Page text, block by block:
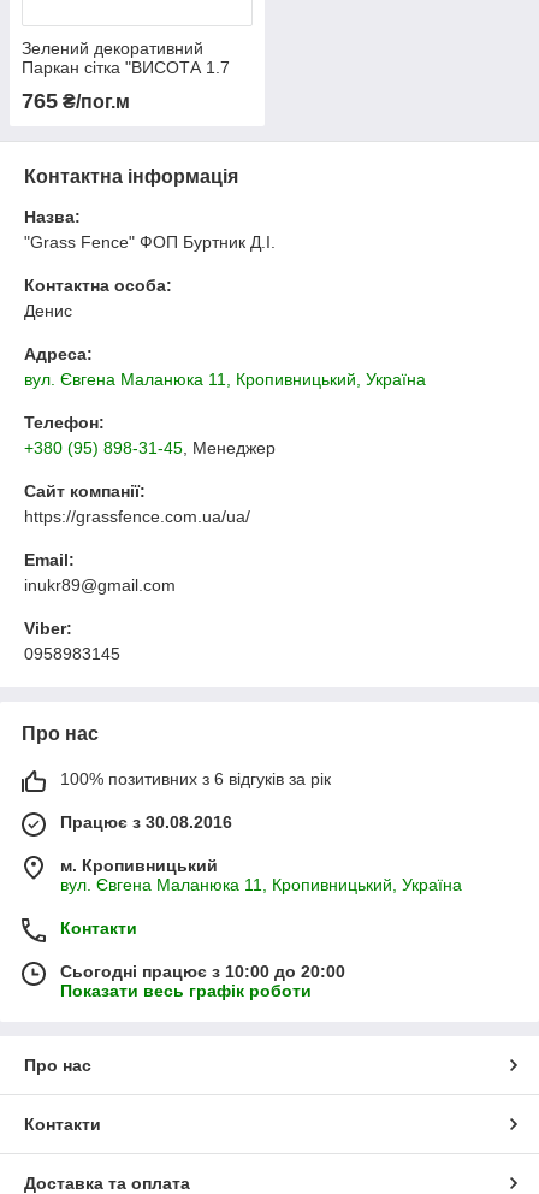
Зелений декоративний
Паркан сітка "ВИСОТА 1.7
хвойна огорожа, хвойний
765 ₴/пог.м
Контактна інформація
Назва:
"Grass Fence" ФОП Буртник Д.І.
Контактна особа:
Денис
Адреса:
вул. Євгена Маланюка 11, Кропивницький, Україна
Телефон:
+380 (95) 898-31-45 , Менеджер
Сайт компанії:
https://grassfence.com.ua/ua/
Email:
inukr89@gmail.com
Viber:
0958983145
Про нас
100% позитивних з 6 відгуків за рік
Працює з 30.08.2016
м. Кропивницький
вул. Євгена Маланюка 11, Кропивницький, Україна
Контакти
Сьогодні працює з 10:00 до 20:00
Показати весь графік роботи
Про нас
Контакти
Доставка та оплата